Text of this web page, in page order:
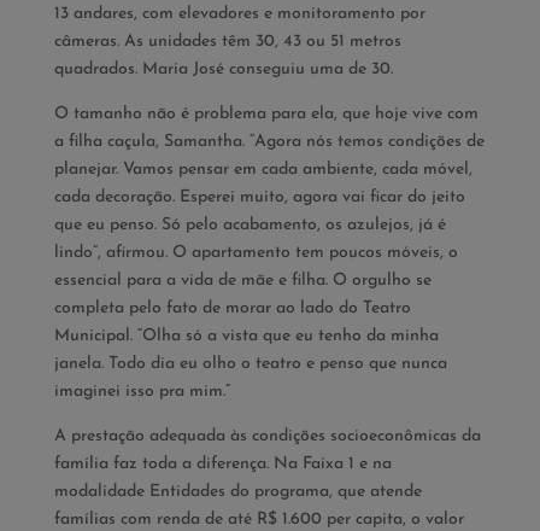
13 andares, com elevadores e monitoramento por
câmeras. As unidades têm 30, 43 ou 51 metros
quadrados. Maria José conseguiu uma de 30.
O tamanho não é problema para ela, que hoje vive com
a filha caçula, Samantha.­ “Agora nós temos condições de
planejar. Vamos pensar em cada ambiente, cada móvel,
cada decoração. Esperei muito, agora vai ficar do jeito
que eu penso. Só pelo acabamento, os azulejos, já é
lindo”, afirmou. O apartamento tem poucos móveis, o
essencial para a vida de mãe e filha. O orgulho se
completa pelo fato de morar ao lado do Teatro
Municipal. “Olha só a vista que eu tenho da minha
janela. Todo dia eu olho o teatro e penso que nunca
imaginei isso pra mim.”
A prestação adequada às condições socioeconômicas da
família faz toda a diferença. Na Faixa 1 e na
modalidade Entidades do programa, que atende
famílias com renda de até R$ 1.600 per capita, o valor